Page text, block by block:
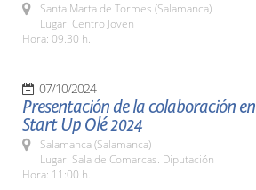
Santa Marta de Tormes (Salamanca)
Lugar: Centro Joven
Hora: 09.30 h.
07/10/2024
Presentación de la colaboración en
Start Up Olé 2024
Salamanca (Salamanca)
Lugar: Sala de Comarcas. Diputación
Hora: 11:00 h.